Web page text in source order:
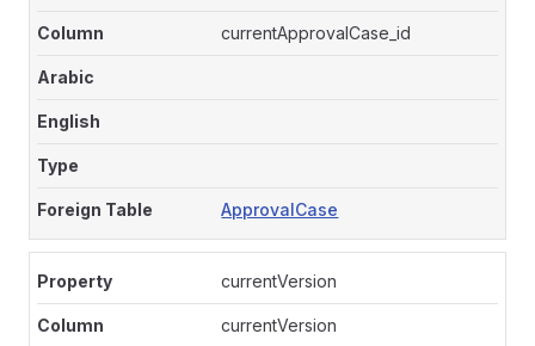
currentApprovalCase_id
ApprovalCase
currentVersion
currentVersion